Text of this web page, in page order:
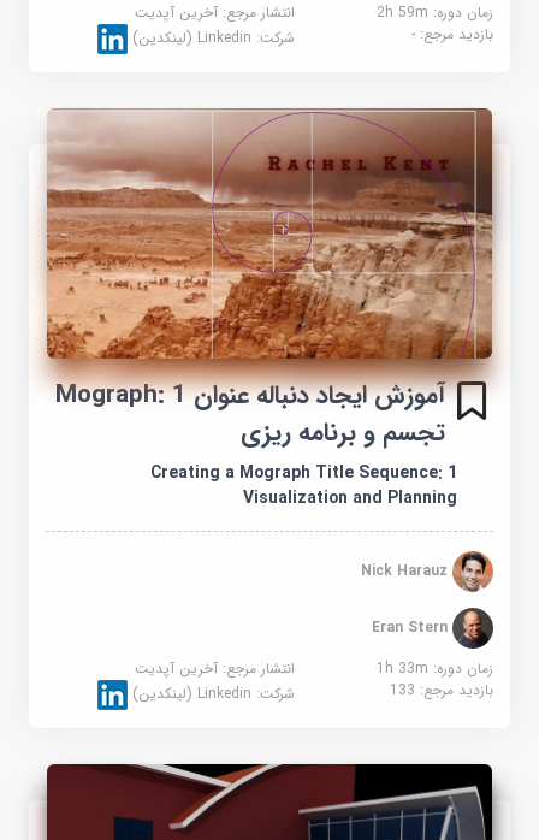
زمان دوره: 2h 59m
انتشار مرجع:آخرین آپدیت
بازدید مرجع:- شرکت:Linkedin (لینکدین)
آموزش ایجاد دنباله عنوان Mograph: 1
تجسم و برنامه ریزی
Creating a Mograph Title Sequence: 1
Visualization and Planning
Nick Harauz
Eran Stern
زمان دوره: 1h 33m
انتشار مرجع:آخرین آپدیت
بازدید مرجع:133 شرکت:Linkedin (لینکدین)